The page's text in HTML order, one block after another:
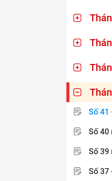
Số 41
Số 40
Số 39
Số 37